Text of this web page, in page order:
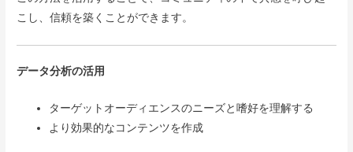
こし、信頼を築くことができます。
データ分析の活用
ターゲットオーディエンスのニーズと嗜好を理解する
より効果的なコンテンツを作成